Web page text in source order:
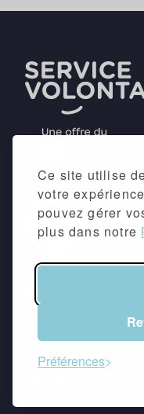
Ce site utilise
votre
pouvez gérer
plus dans notre
Préférences
Mentions
confidentialité
suivez-nous